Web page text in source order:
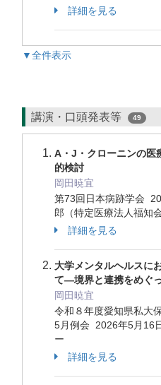
詳細を見る
▼全件表示
講演・口頭発表等 49
A・J・クローニンの医
的検討
岡田暁宜
第73回日本病跡学会
郎（特定医療法人福知
詳細を見る
大学メンタルヘルスに
て―境界と連携をめぐ
岡田暁宜
令和８年度愛知県私大
5月例会 2026年5月16
ー
詳細を見る